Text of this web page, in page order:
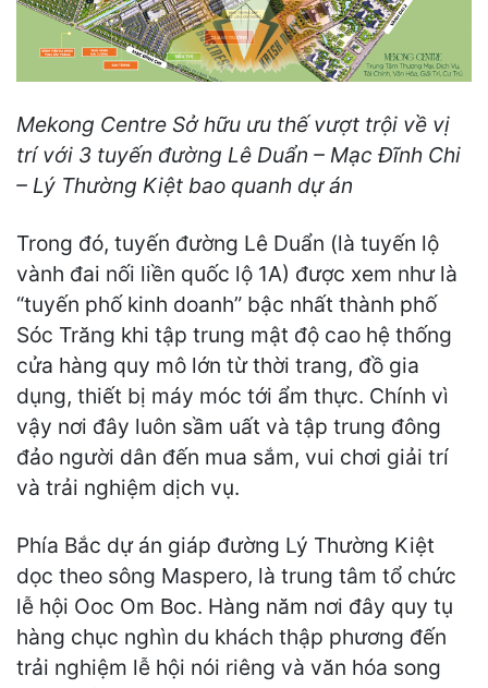
Mekong Centre Sở hữu ưu thế vượt trội về vị
trí với 3 tuyến đường Lê Duẩn – Mạc Đĩnh Chi
– Lý Thường Kiệt bao quanh dự án
Trong đó, tuyến đường Lê Duẩn (là tuyến lộ
vành đai nối liền quốc lộ 1A) được xem như là
“tuyến phố kinh doanh” bậc nhất thành phố
Sóc Trăng khi tập trung mật độ cao hệ thống
cửa hàng quy mô lớn từ thời trang, đồ gia
dụng, thiết bị máy móc tới ẩm thực. Chính vì
vậy nơi đây luôn sầm uất và tập trung đông
đảo người dân đến mua sắm, vui chơi giải trí
và trải nghiệm dịch vụ.
Phía Bắc dự án giáp đường Lý Thường Kiệt
dọc theo sông Maspero, là trung tâm tổ chức
lễ hội Ooc Om Boc. Hàng năm nơi đây quy tụ
hàng chục nghìn du khách thập phương đến
trải nghiệm lễ hội nói riêng và văn hóa song